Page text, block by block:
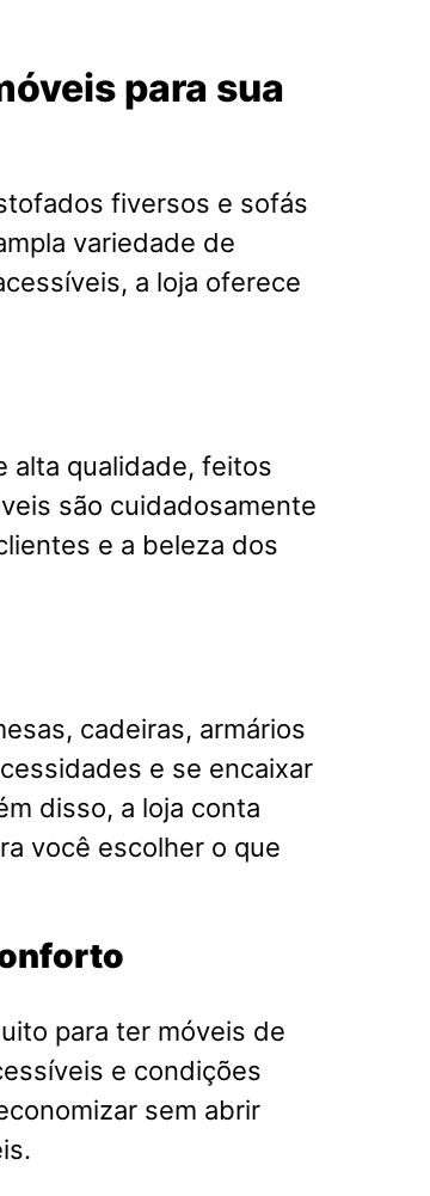
para sua
fiversos e sofás
variedade de
a loja oferece
alta qualidade, feitos
são cuidadosamente
e a beleza dos
cadeiras, armários
e se encaixar
disso, a loja conta
você escolher o que
para ter móveis de
e condições
sem abrir